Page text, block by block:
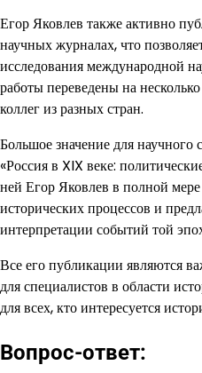
Егор Яковлев также активно
научных журналах, что
исследования международной
работы переведены на
коллег из разных стран.
Большое значение для
«Россия в XIX веке:
ней Егор Яковлев в полной
исторических процессов и
интерпретации событий той
Все его публикации являются
для специалистов в области
для всех, кто интересуется
Вопрос-ответ: